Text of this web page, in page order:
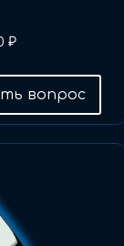
₽
вопрос